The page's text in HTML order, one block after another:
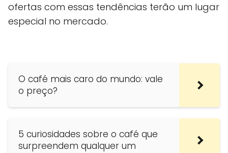
ofertas com essas tendências terão um lugar
especial no mercado.
O café mais caro do mundo: vale
o preço?
5 curiosidades sobre o café que
surpreendem qualquer um